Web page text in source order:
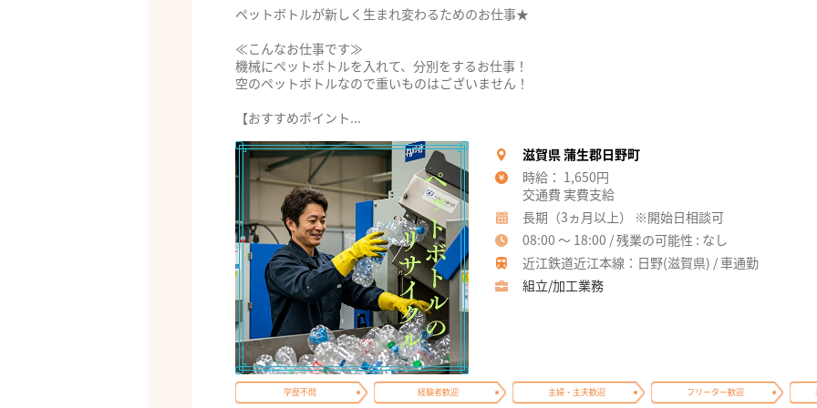
ペットボトルが新しく生まれ変わるためのお仕事★
≪こんなお仕事です≫
機械にペットボトルを入れて、分別をするお仕事！
空のペットボトルなので重いものはございません！
【おすすめポイント...
滋賀県 蒲生郡日野町
時給： 1,650円
交通費 実費支給
長期（3ヵ月以上） ※開始日相談可
08:00 ～ 18:00 / 残業の可能性 : なし
近江鉄道近江本線：日野(滋賀県) / 車通勤
組立/加工業務
学歴不問 経験者歓迎 主婦・主夫歓迎 フリーター歓迎